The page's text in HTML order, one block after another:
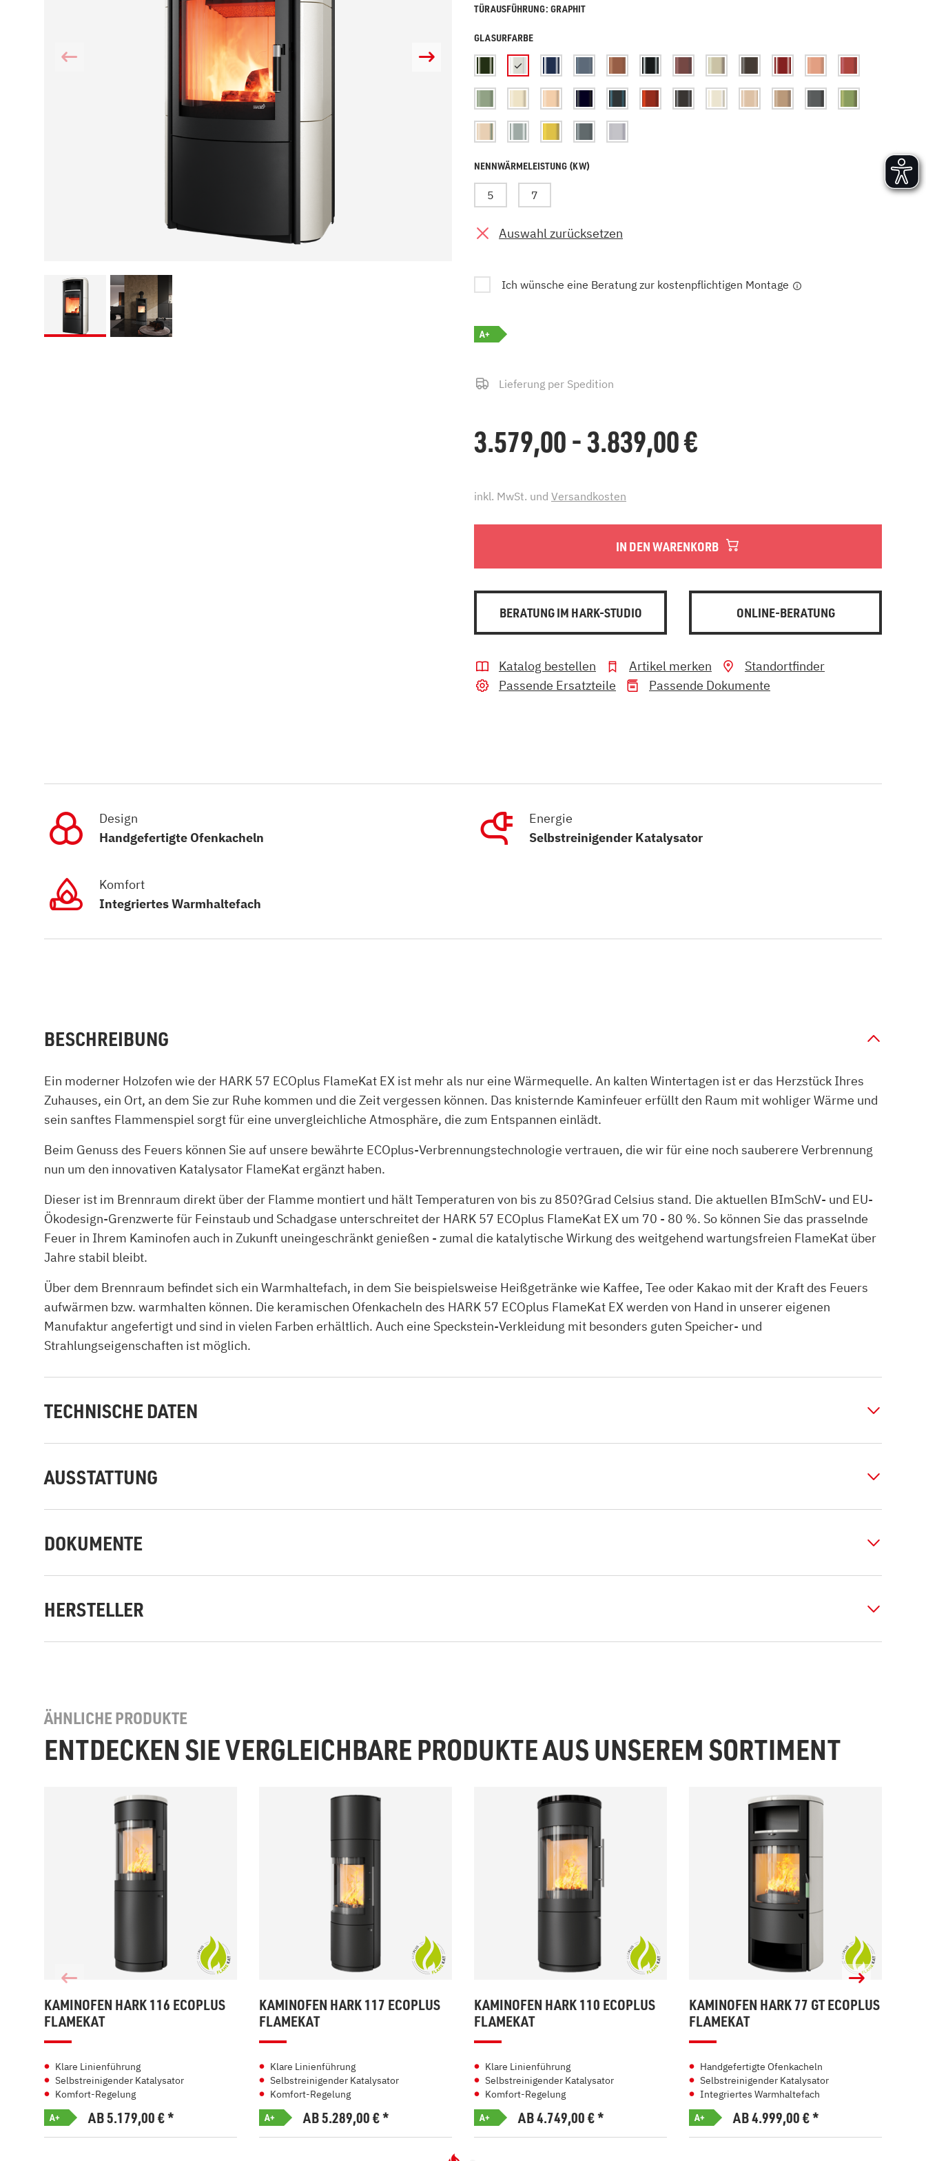
Kamin und Rauchmelder
Pelletofen im Wohnzimmer
Alternativen zu Öl und Gas
Holzvergaserkessel
Heizen mit Pellets
E bis G
H bis N
TÜRAUSFÜHRUNG: GRAPHIT
GLASURFARBE
NENNWÄRMELEISTUNG (KW)
5 7
Auswahl zurücksetzen
Ich wünsche eine Beratung zur kostenpflichtigen Montage
A+
Lieferung per Spedition
3.579,00 - 3.839,00€
inkl. MwSt. und Versandkosten
IN DEN WARENKORB
BERATUNG IM HARK-STUDIO ONLINE-BERATUNG
Katalog bestellen Artikel merken
Standortfinder
Passende Ersatzteile
Passende Dokumente
Design
Handgefertigte Ofenkacheln
Energie
Selbstreinigender Katalysator
Komfort
Integriertes Warmhaltefach
BESCHREIBUNG
Ein moderner Holzofen wie der HARK 57 ECOplus FlameKat EX ist mehr als nur eine Wärmequelle. An kalten Wintertagen ist er das Herzstück Ihres
Zuhauses, ein Ort, an dem Sie zur Ruhe kommen und die Zeit vergessen können. Das knisternde Kaminfeuer erfüllt den Raum mit wohliger Wärme und
sein sanftes Flammenspiel sorgt für eine unvergleichliche Atmosphäre, die zum Entspannen einlädt.
Beim Genuss des Feuers können Sie auf unsere bewährte ECOplus-Verbrennungstechnologie vertrauen, die wir für eine noch sauberere Verbrennung
nun um den innovativen Katalysator FlameKat ergänzt haben.
Dieser ist im Brennraum direkt über der Flamme montiert und hält Temperaturen von bis zu 850?Grad Celsius stand. Die aktuellen BImSchV- und EU-
Ökodesign-Grenzwerte für Feinstaub und Schadgase unterschreitet der HARK 57 ECOplus FlameKat EX um 70 - 80 %. So können Sie das prasselnde
Feuer in Ihrem Kaminofen auch in Zukunft uneingeschränkt genießen - zumal die katalytische Wirkung des weitgehend wartungsfreien FlameKat über
Jahre stabil bleibt.
Über dem Brennraum befindet sich ein Warmhaltefach, in dem Sie beispielsweise Heißgetränke wie Kaffee, Tee oder Kakao mit der Kraft des Feuers
aufwärmen bzw. warmhalten können. Die keramischen Ofenkacheln des HARK 57 ECOplus FlameKat EX werden von Hand in unserer eigenen
Manufaktur angefertigt und sind in vielen Farben erhältlich. Auch eine Speckstein-Verkleidung mit besonders guten Speicher- und
Strahlungseigenschaften ist möglich.
TECHNISCHE DATEN
AUSSTATTUNG
DOKUMENTE
HERSTELLER
ÄHNLICHE PRODUKTE
ENTDECKEN SIE VERGLEICHBARE PRODUKTE AUS UNSEREM SORTIMENT
KAMINOFEN HARK 116 ECOPLUS
FLAMEKAT
Klare Linienführung
Selbstreinigender Katalysator
Komfort-Regelung
A+ AB 5.179,00€*
KAMINOFEN HARK 117 ECOPLUS
FLAMEKAT
Klare Linienführung
Selbstreinigender Katalysator
Komfort-Regelung
A+ AB 5.289,00€*
KAMINOFEN HARK 110 ECOPLUS
FLAMEKAT
Klare Linienführung
Selbstreinigender Katalysator
Komfort-Regelung
A+ AB 4.749,00€*
KAMINOFEN HARK 77 GT ECOPLUS
FLAMEKAT
Handgefertigte Ofenkacheln
Selbstreinigender Katalysator
Integriertes Warmhaltefach
A+ AB 4.999,00€*